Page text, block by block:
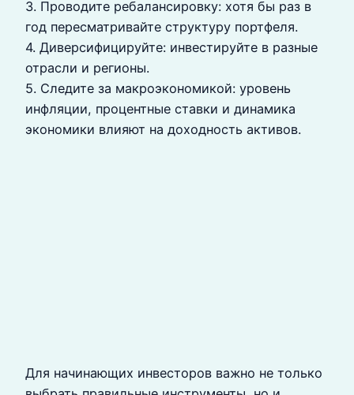
3. Проводите ребалансировку: хотя бы раз в
год пересматривайте структуру портфеля.
4. Диверсифицируйте: инвестируйте в разные
отрасли и регионы.
5. Следите за макроэкономикой: уровень
инфляции, процентные ставки и динамика
экономики влияют на доходность активов.
Для начинающих инвесторов важно не только